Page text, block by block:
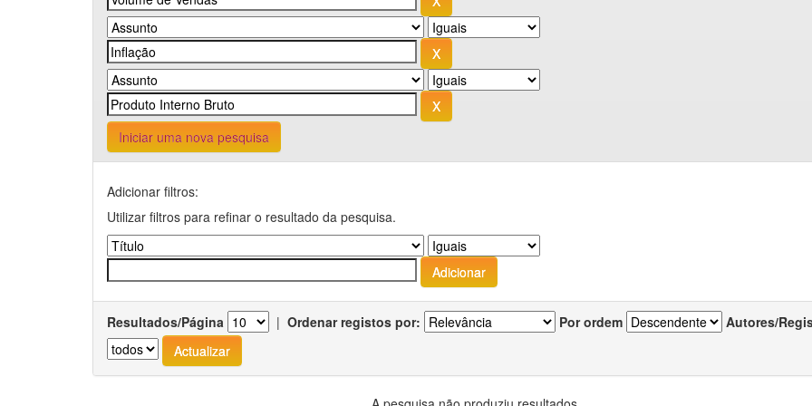
Iniciar uma nova pesquisa
Adicionar filtros:
Utilizar filtros para refinar o resultado da pesquisa.
Resultados/Página | Ordenar registos por: Por ordem Autores/